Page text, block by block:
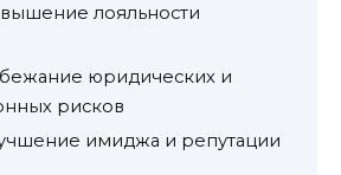
лояльности
юридических и
рисков
имиджа и репутации